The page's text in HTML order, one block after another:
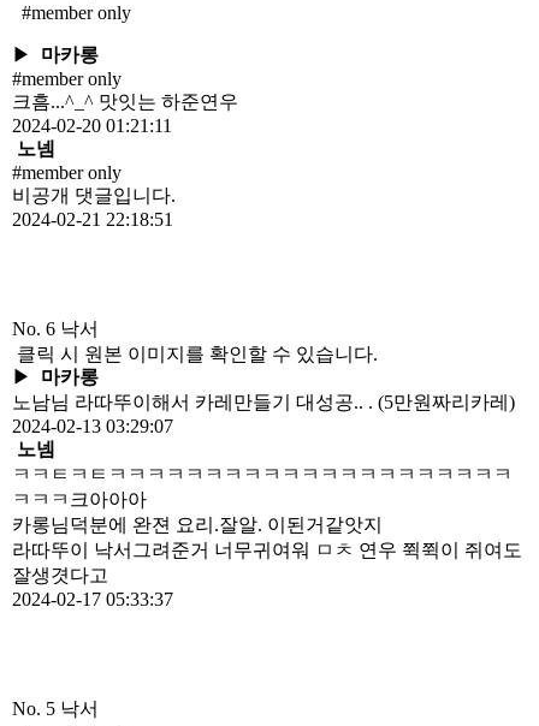
#member only
▶
마카롱
#member only
크흠...^_^ 맛잇는 하준연우
2024-02-20 01:21:11
노넴
#member only
비공개 댓글입니다.
2024-02-21 22:18:51
No. 6 낙서
클릭 시 원본 이미지를 확인할 수 있습니다.
▶
마카롱
노남님 라따뚜이해서 카레만들기 대성공.. . (5만원짜리카레)
2024-02-13 03:29:07
노넴
ㅋㅋㅌㅋㅌㅋㅋㅋㅋㅋㅋㅋㅋㅋㅋㅋㅋㅋㅋㅋㅋㅋㅋㅋㅋㅋ
ㅋㅋㅋ크아아아
카롱님덕분에 완젼 요리.잘알. 이된거같앗지
라따뚜이 낙서그려준거 너무귀여워 ㅁㅊ 연우 쮝쮝이 쥐여도
잘생겻다고
2024-02-17 05:33:37
No. 5 낙서